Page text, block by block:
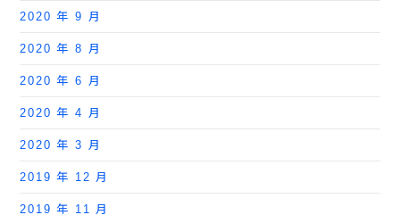
2020 年 9 月
2020 年 8 月
2020 年 6 月
2020 年 4 月
2020 年 3 月
2019 年 12 月
2019 年 11 月